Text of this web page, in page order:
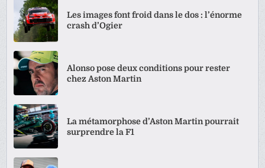
Les images font froid dans le dos : l’énorme
crash d’Ogier
Alonso pose deux conditions pour rester
chez Aston Martin
La métamorphose d’Aston Martin pourrait
surprendre la F1